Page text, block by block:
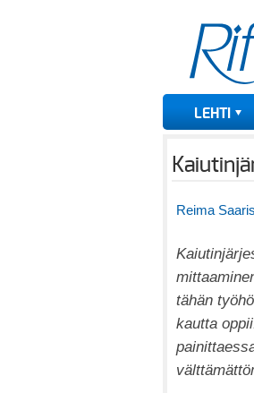
LEHTI
Reima
tähän
kautta